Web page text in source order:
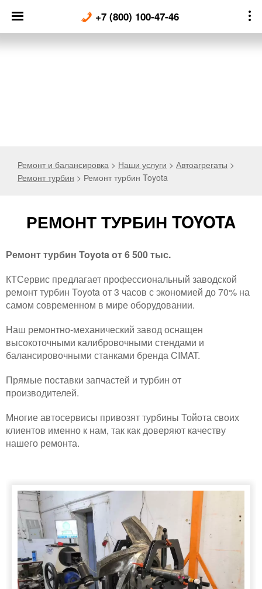
content
+7 (800) 100-47-46
Ремонт и балансировка > Наши услуги > Автоагрегаты >
Ремонт турбин > Ремонт турбин Toyota
РЕМОНТ ТУРБИН TOYOTA
Ремонт турбин Toyota от 6 500 тыс.
КТСервис предлагает профессиональный заводской
ремонт турбин Toyota от 3 часов с экономией до 70% на
самом современном в мире оборудовании.
Наш ремонтно-механический завод оснащен
высокоточными калибровочными стендами и
балансировочными станками бренда CIMAT.
Прямые поставки запчастей и турбин от
производителей.
Многие автосервисы привозят турбины Тойота своих
клиентов именно к нам, так как доверяют качеству
нашего ремонта.